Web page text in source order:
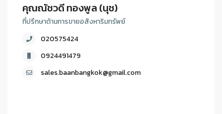
คุณณัชวดี ทองพูล (นุช)
ที่ปรึกษาด้านการขายอสังหาริมทรัพย์
020575424
0924491479
sales.baanbangkok@gmail.com